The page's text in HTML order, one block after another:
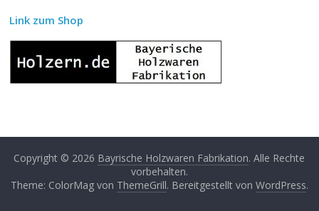
Link zum Shop
Copyright © 2026 Bayrische Holzwaren Fabrikation. Alle Rechte
vorbehalten.
Theme: ColorMag von ThemeGrill. Bereitgestellt von WordPress.